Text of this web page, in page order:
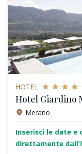
HOTEL
Hotel Giardino
Merano
Inserisci le date
direttamente